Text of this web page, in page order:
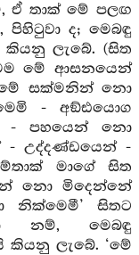
ඒ තාක් මේ පලඟ
ද; මෙබඳු
කියනු ලැබේ. (සිත
මේ ආසනයෙන්
මේ සක්මනින් නො
- අඞ්ඪයොග
- පහයෙන් නො
- උද්දණ්ඩයෙන් -
මාගේ සිත
නො මිදෙන්නේ
සිතට
නම්, මෙබඳු
කියනු ලැබේ. ‘මේ